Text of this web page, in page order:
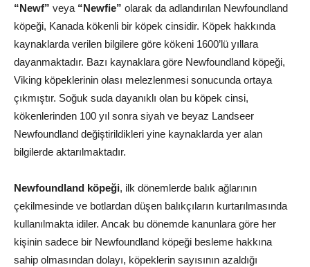
“Newf” veya “Newfie” olarak da adlandırılan Newfoundland
köpeği, Kanada kökenli bir köpek cinsidir. Köpek hakkında
kaynaklarda verilen bilgilere göre kökeni 1600’lü yıllara
dayanmaktadır. Bazı kaynaklara göre Newfoundland köpeği,
Viking köpeklerinin olası melezlenmesi sonucunda ortaya
çıkmıştır. Soğuk suda dayanıklı olan bu köpek cinsi,
kökenlerinden 100 yıl sonra siyah ve beyaz Landseer
Newfoundland değiştirildikleri yine kaynaklarda yer alan
bilgilerde aktarılmaktadır.
Newfoundland köpeği, ilk dönemlerde balık ağlarının
çekilmesinde ve botlardan düşen balıkçıların kurtarılmasında
kullanılmakta idiler. Ancak bu dönemde kanunlara göre her
kişinin sadece bir Newfoundland köpeği besleme hakkına
sahip olmasından dolayı, köpeklerin sayısının azaldığı